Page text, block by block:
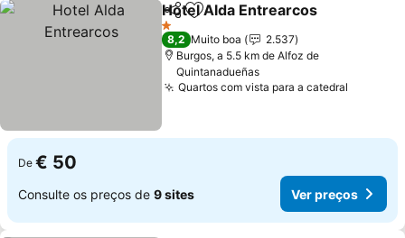
PartilharAdicionar aos favoritos
Hotel Alda Entrearcos
1 Estrelas
8,2 Muito boa
2.537
Burgos, a 5.5 km de Alfoz de
Quintanadueñas
Quartos com vista para a catedral
De € 50
Consulte os preços de 9 sites Ver preços